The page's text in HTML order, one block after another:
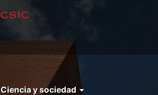
Ciencia y sociedad